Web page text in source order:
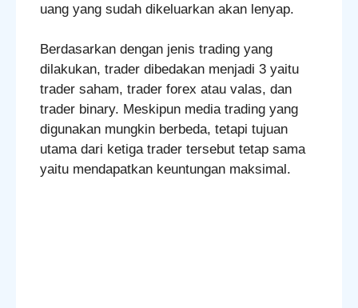
uang yang sudah dikeluarkan akan lenyap.
Berdasarkan dengan jenis trading yang
dilakukan, trader dibedakan menjadi 3 yaitu
trader saham, trader forex atau valas, dan
trader binary. Meskipun media trading yang
digunakan mungkin berbeda, tetapi tujuan
utama dari ketiga trader tersebut tetap sama
yaitu mendapatkan keuntungan maksimal.